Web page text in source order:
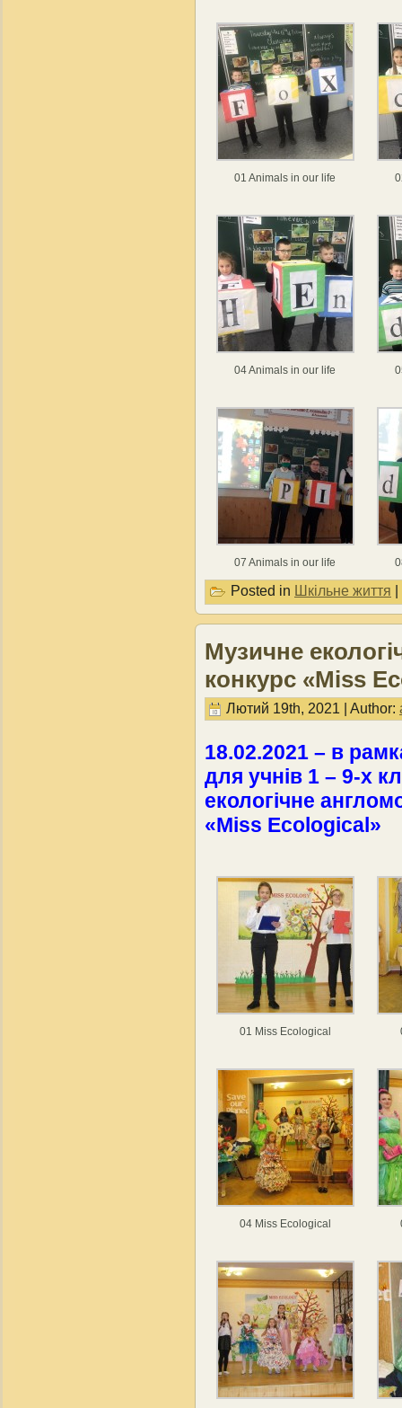
01 Animals in our life
04 Animals in our life
07 Animals in our life
Posted in Шкільне життя
Музичне
конкурс «Miss
Лютий 19th, 2021 | Author:
18.02.2021 – в
для учнів 1 – 9-х
екологічне
«Miss Ecological»
01 Miss Ecological
04 Miss Ecological